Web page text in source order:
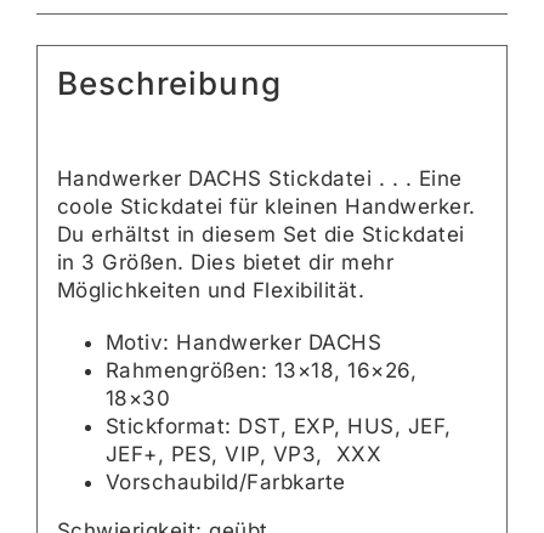
Beschreibung
Handwerker DACHS Stickdatei . . . Eine
coole Stickdatei für kleinen Handwerker.
Du erhältst in diesem Set die Stickdatei
in 3 Größen. Dies bietet dir mehr
Möglichkeiten und Flexibilität.
Motiv: Handwerker DACHS
Rahmengrößen: 13×18, 16×26,
18×30
Stickformat: DST, EXP, HUS, JEF,
JEF+, PES, VIP, VP3, XXX
Vorschaubild/Farbkarte